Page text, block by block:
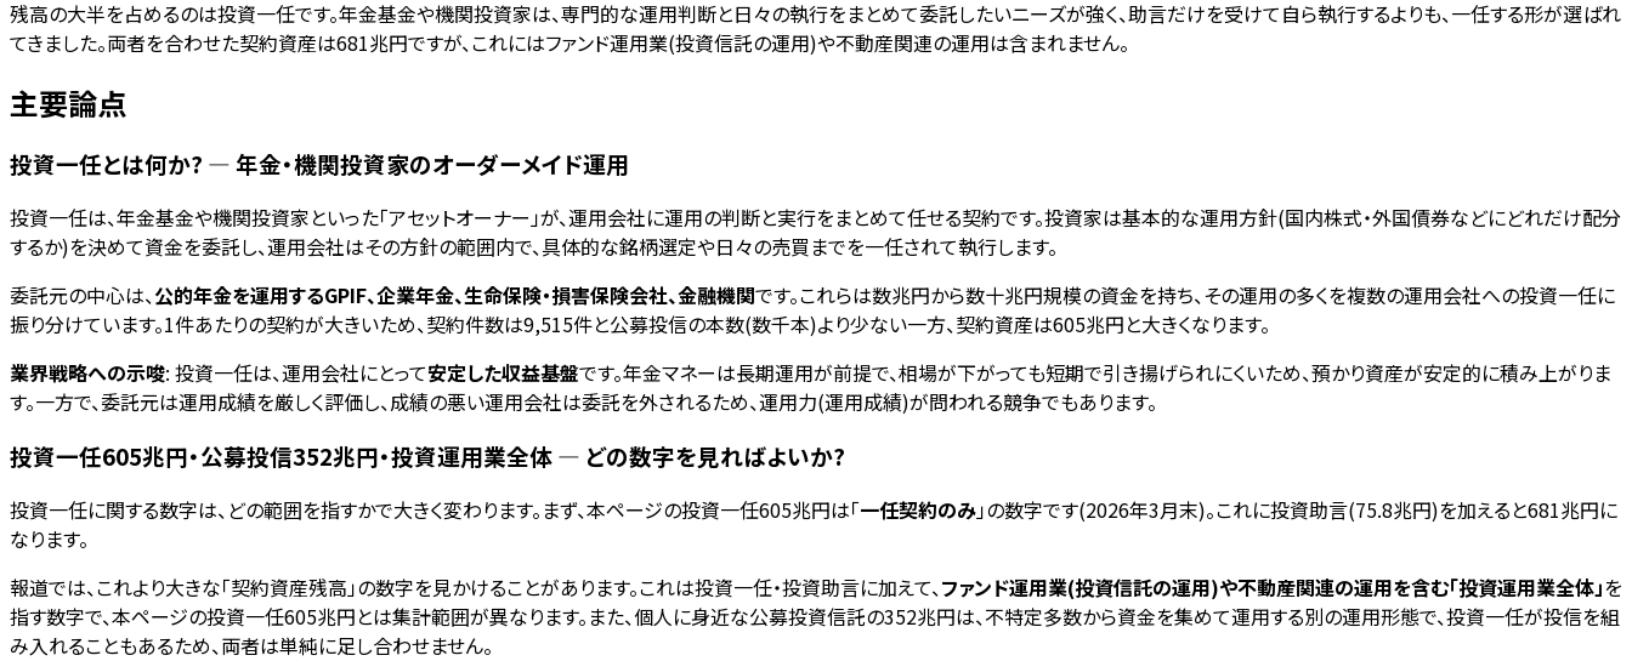
残高の大半を占めるのは投資一任です。年金基金や機関投資家は、専門的な運用判断と日々の執行をまとめて委託したいニーズが強く、助言だけを受けて自ら執行するよりも、一任する形が選ばれ
てきました。両者を合わせた契約資産は681兆円ですが、これにはファンド運用業(投資信託の運用)や不動産関連の運用は含まれません。
主要論点
投資一任とは何か? — 年金・機関投資家のオーダーメイド運用
投資一任は、年金基金や機関投資家といった「アセットオーナー」が、運用会社に運用の判断と実行をまとめて任せる契約です。投資家は基本的な運用方針(国内株式・外国債券などにどれだけ配分
するか)を決めて資金を委託し、運用会社はその方針の範囲内で、具体的な銘柄選定や日々の売買までを一任されて執行します。
委託元の中心は、公的年金を運用するGPIF、企業年金、生命保険・損害保険会社、金融機関です。これらは数兆円から数十兆円規模の資金を持ち、その運用の多くを複数の運用会社への投資一任に
振り分けています。1件あたりの契約が大きいため、契約件数は9,515件と公募投信の本数(数千本)より少ない一方、契約資産は605兆円と大きくなります。
業界戦略への示唆: 投資一任は、運用会社にとって安定した収益基盤です。年金マネーは長期運用が前提で、相場が下がっても短期で引き揚げられにくいため、預かり資産が安定的に積み上がりま
す。一方で、委託元は運用成績を厳しく評価し、成績の悪い運用会社は委託を外されるため、運用力(運用成績)が問われる競争でもあります。
投資一任605兆円・公募投信352兆円・投資運用業全体 — どの数字を見ればよいか?
投資一任に関する数字は、どの範囲を指すかで大きく変わります。まず、本ページの投資一任605兆円は「一任契約のみ」の数字です(2026年3月末)。これに投資助言(75.8兆円)を加えると681兆円に
なります。
報道では、これより大きな「契約資産残高」の数字を見かけることがあります。これは投資一任・投資助言に加えて、ファンド運用業(投資信託の運用)や不動産関連の運用を含む「投資運用業全体」を
指す数字で、本ページの投資一任605兆円とは集計範囲が異なります。また、個人に身近な公募投資信託の352兆円は、不特定多数から資金を集めて運用する別の運用形態で、投資一任が投信を組
み入れることもあるため、両者は単純に足し合わせません。